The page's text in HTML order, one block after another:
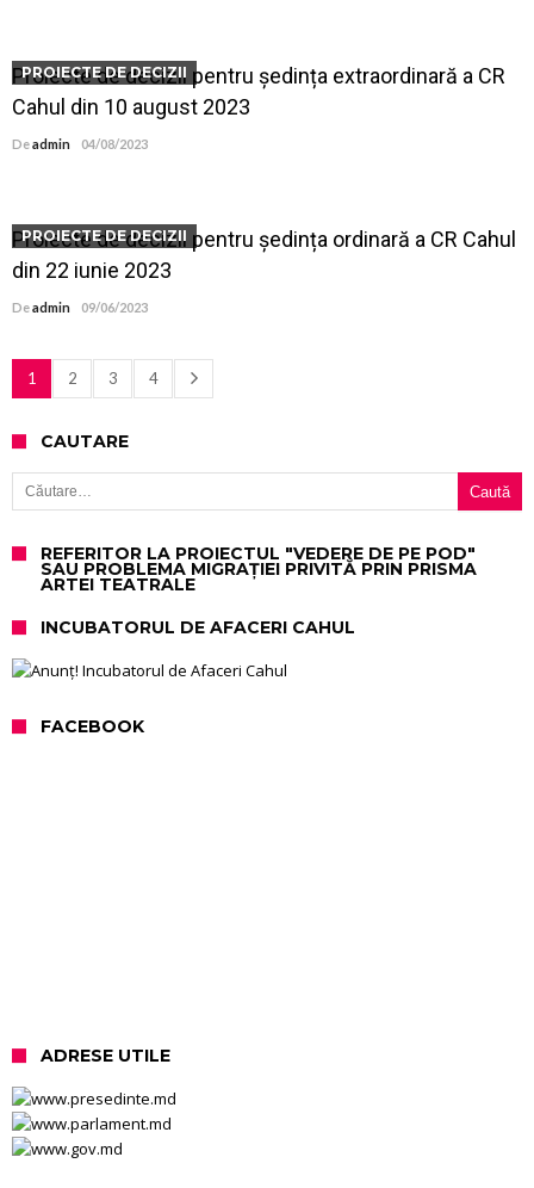
PROIECTE DE DECIZII
Proiecte de decizii pentru ședința extraordinară a CR
Cahul din 10 august 2023
Deadmin 04/08/2023
PROIECTE DE DECIZII
Proiecte de decizii pentru ședința ordinară a CR Cahul
din 22 iunie 2023
Deadmin 09/06/2023
1 2 3 4
CAUTARE
Caută după:
REFERITOR LA PROIECTUL "VEDERE DE PE POD"
SAU PROBLEMA MIGRAȚIEI PRIVITĂ PRIN PRISMA
ARTEI TEATRALE
INCUBATORUL DE AFACERI CAHUL
FACEBOOK
ADRESE UTILE